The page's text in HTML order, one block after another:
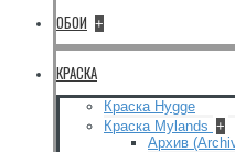
ОБОИ +
КРАСКА
Краска Hygge
Краска Mylands +
Архив